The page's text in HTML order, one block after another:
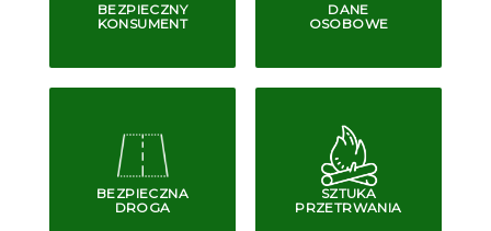
BEZPIECZNY
KONSUMENT
DANE
OSOBOWE
BEZPIECZNA
DROGA
SZTUKA
PRZETRWANIA